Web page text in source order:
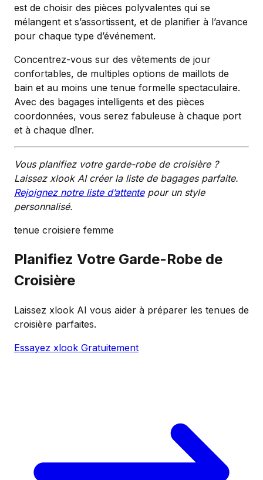
est de choisir des pièces polyvalentes qui se
mélangent et s’assortissent, et de planifier à l’avance
pour chaque type d’événement.
Concentrez-vous sur des vêtements de jour
confortables, de multiples options de maillots de
bain et au moins une tenue formelle spectaculaire.
Avec des bagages intelligents et des pièces
coordonnées, vous serez fabuleuse à chaque port
et à chaque dîner.
Vous planifiez votre garde-robe de croisière ?
Laissez xlook AI créer la liste de bagages parfaite.
Rejoignez notre liste d’attentepour un style
personnalisé.
tenue croisiere femme
Planifiez Votre Garde-Robe de
Croisière
Laissez xlook AI vous aider à préparer les tenues de
croisière parfaites.
Essayez xlook Gratuitement